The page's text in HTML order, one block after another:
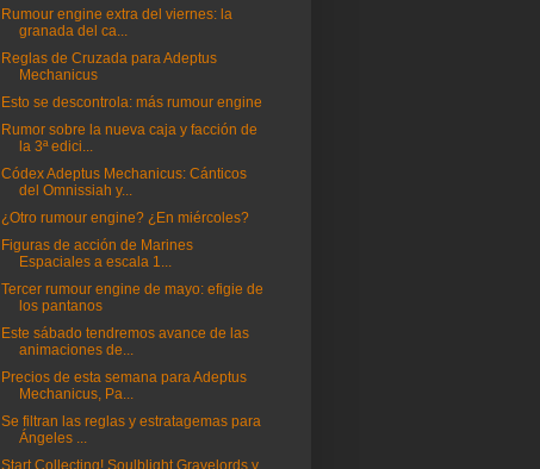
Rumour engine extra del viernes: la
granada del ca...
Reglas de Cruzada para Adeptus
Mechanicus
Esto se descontrola: más rumour engine
Rumor sobre la nueva caja y facción de
la 3ª edici...
Códex Adeptus Mechanicus: Cánticos
del Omnissiah y...
¿Otro rumour engine? ¿En miércoles?
Figuras de acción de Marines
Espaciales a escala 1...
Tercer rumour engine de mayo: efigie de
los pantanos
Este sábado tendremos avance de las
animaciones de...
Precios de esta semana para Adeptus
Mechanicus, Pa...
Se filtran las reglas y estratagemas para
Ángeles ...